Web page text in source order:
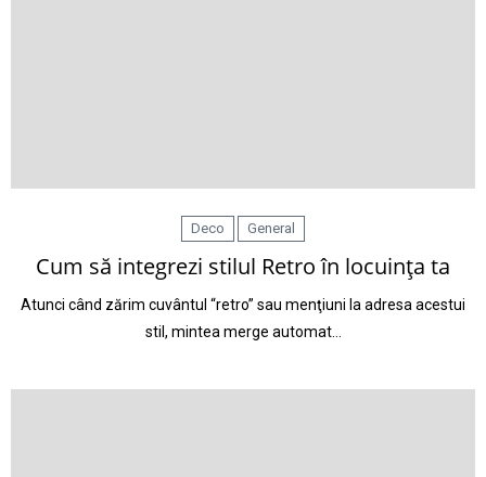
Deco General
Cum să integrezi stilul Retro în locuinţa ta
Atunci când zărim cuvântul “retro” sau menţiuni la adresa acestui
stil, mintea merge automat…